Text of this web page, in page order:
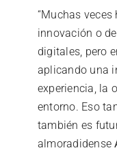
“Muchas
innovación o
digitales, pero
aplicando una
experiencia, la
entorno. Eso
también es
almoradidense